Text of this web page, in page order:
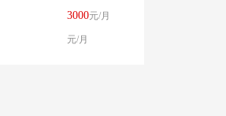
3000元/月
元/月